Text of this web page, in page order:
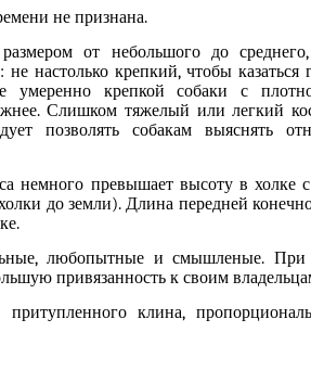
не признана.
от небольшого до
:не настолько крепкий, чтобыказаться
умеренно крепкой собаки с
Слишком тяжелый илилегкий
позволять собакам выяснять
немного превышает высоту в холке
до земли). Длина передней
ые, любопытные исмышленые.При
привязанность к своим
клина,